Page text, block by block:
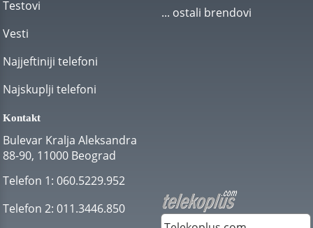
Testovi
Vesti
Najjeftiniji telefoni
Najskuplji telefoni
... ostali brendovi
Kontakt
Bulevar Kralja Aleksandra
88-90, 11000 Beograd
Telefon 1: 060.5229.952
Telefon 2: 011.3446.850